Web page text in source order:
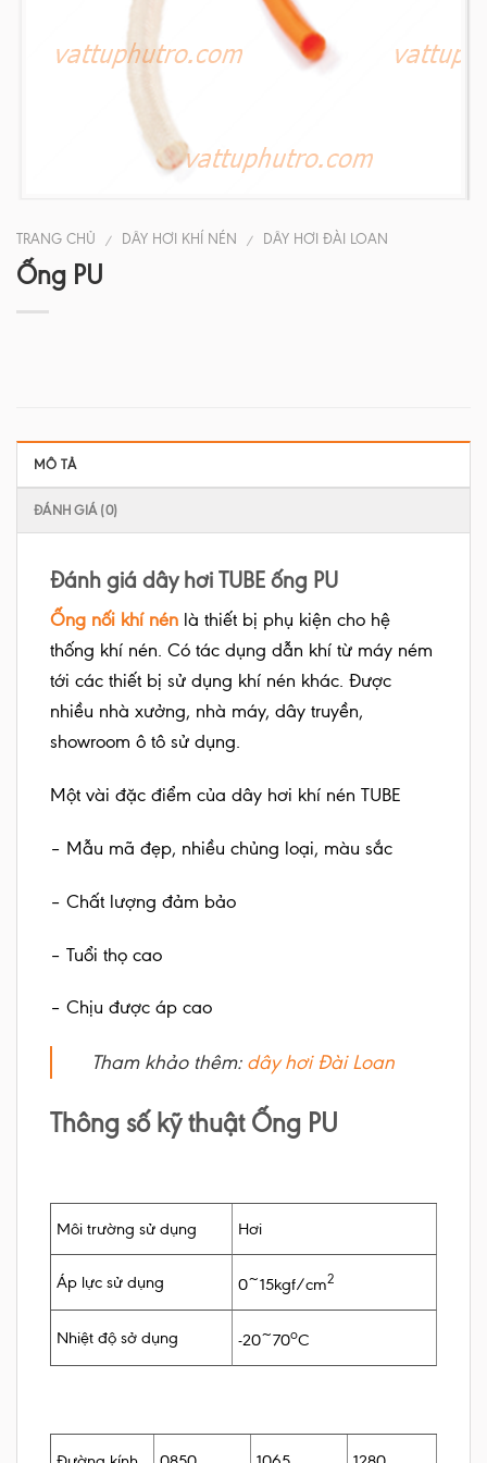
TRANG CHỦ / DÂY HƠI KHÍ NÉN / DÂY HƠI ĐÀI LOAN
Ống PU
MÔ TẢ
ĐÁNH GIÁ (0)
Đánh giá dây hơi TUBE ống PU
Ống nối khí nén là thiết bị phụ kiện cho hệ
thống khí nén. Có tác dụng dẫn khí từ máy ném
tới các thiết bị sử dụng khí nén khác. Được
nhiều nhà xưởng, nhà máy, dây truyền,
showroom ô tô sử dụng.
Một vài đặc điểm của dây hơi khí nén TUBE
– Mẫu mã đẹp, nhiều chủng loại, màu sắc
– Chất lượng đảm bảo
– Tuổi thọ cao
– Chịu được áp cao
Tham khảo thêm: dây hơi Đài Loan
Thông số kỹ thuật Ống PU
Môi trường sử dụng Hơi
Áp lực sử dụng 0~15kgf/cm2
Nhiệt độ sở dụng -20~70oC